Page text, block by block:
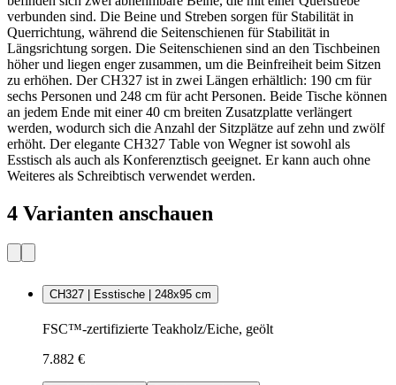
verbunden sind. Die Beine und Streben sorgen für Stabilität in
Querrichtung, während die Seitenschienen für Stabilität in
Längsrichtung sorgen. Die Seitenschienen sind an den Tischbeinen
höher und liegen enger zusammen, um die Beinfreiheit beim Sitzen
zu erhöhen. Der CH327 ist in zwei Längen erhältlich: 190 cm für
sechs Personen und 248 cm für acht Personen. Beide Tische können
an jedem Ende mit einer 40 cm breiten Zusatzplatte verlängert
werden, wodurch sich die Anzahl der Sitzplätze auf zehn und zwölf
erhöht. Der elegante CH327 Table von Wegner ist sowohl als
Esstisch als auch als Konferenztisch geeignet. Er kann auch ohne
Weiteres als Schreibtisch verwendet werden.
4 Varianten anschauen
CH327 | Esstische | 248x95 cm
FSC™-zertifizierte Teakholz/Eiche, geölt
7.882 €